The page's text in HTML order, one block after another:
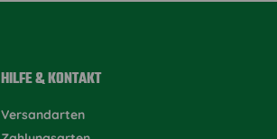
HILFE & KONTAKT
Versandarten